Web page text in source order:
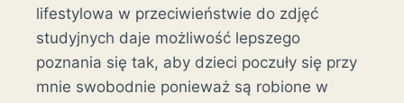
lifestylowa w przeciwieństwie do zdjęć
studyjnych daje możliwość lepszego
poznania się tak, aby dzieci poczuły się przy
mnie swobodnie ponieważ są robione w